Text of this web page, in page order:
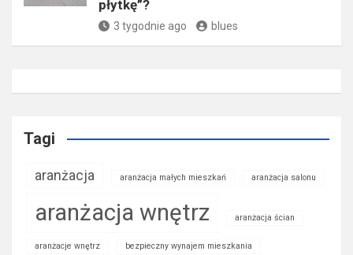
płytkę”?
3 tygodnie ago blues
Tagi
aranżacja aranżacja małych mieszkań aranżacja salonu
aranżacja wnętrz aranżacja ścian
aranżacje wnętrz bezpieczny wynajem mieszkania